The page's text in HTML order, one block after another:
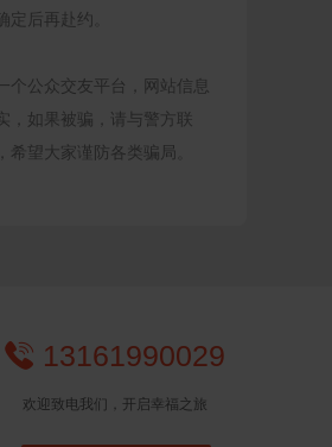
定后再赴约。
公众交友平台，网站信息
，如果被骗，请与警方联
希望大家谨防各类骗局。
 13161990029
欢迎致电我们，开启幸福之旅